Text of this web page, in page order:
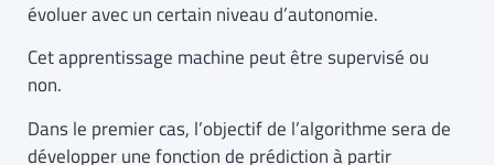
évoluer avec un certain niveau d’autonomie.
Cet apprentissage machine peut être supervisé ou
non.
Dans le premier cas, l’objectif de l’algorithme sera de
développer une fonction de prédiction à partir